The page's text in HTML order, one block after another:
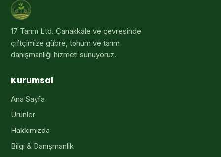
17 Tarım Ltd. Çanakkale ve çevresinde
çiftçimize gübre, tohum ve tarım
danışmanlığı hizmeti sunuyoruz.
Kurumsal
Ana Sayfa
Ürünler
Hakkımızda
Bilgi & Danışmanlık